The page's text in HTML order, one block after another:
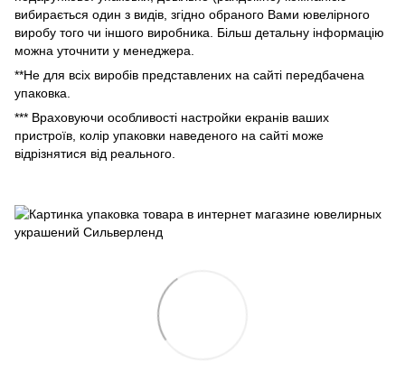
вибирається один з видів, згідно обраного Вами ювелірного
виробу того чи іншого виробника. Більш детальну інформацію
можна уточнити у менеджера.
**Не для всіх виробів представлених на сайті передбачена
упаковка.
*** Враховуючи особливості настройки екранів ваших
пристроїв, колір упаковки наведеного на сайті може
відрізнятися від реального.